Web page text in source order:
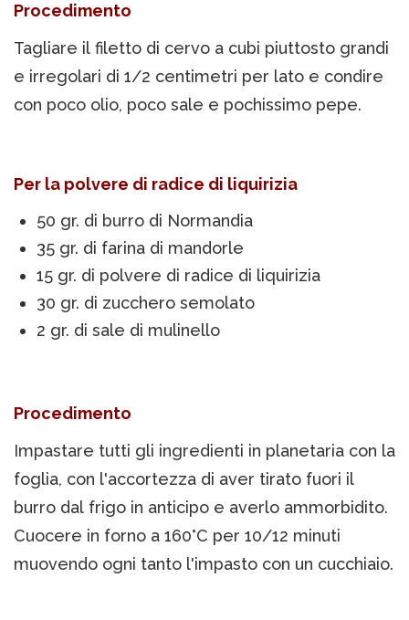
Procedimento
Tagliare il filetto di cervo a cubi piuttosto grandi
e irregolari di 1/2 centimetri per lato e condire
con poco olio, poco sale e pochissimo pepe.
Per la polvere di radice di liquirizia
50 gr. di burro di Normandia
35 gr. di farina di mandorle
15 gr. di polvere di radice di liquirizia
30 gr. di zucchero semolato
2 gr. di sale di mulinello
Procedimento
Impastare tutti gli ingredienti in planetaria con la
foglia, con l'accortezza di aver tirato fuori il
burro dal frigo in anticipo e averlo ammorbidito.
Cuocere in forno a 160°C per 10/12 minuti
muovendo ogni tanto l'impasto con un cucchiaio.